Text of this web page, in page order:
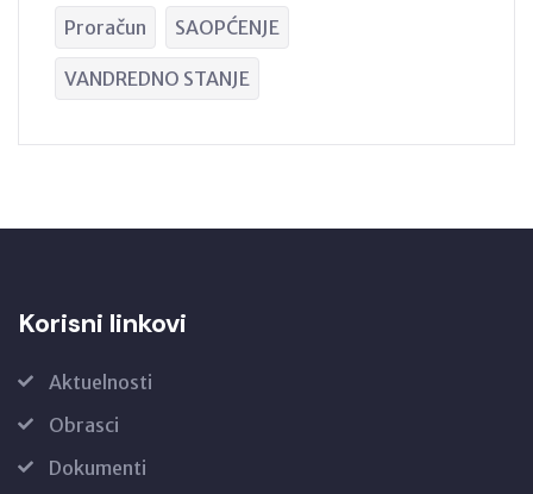
Proračun SAOPĆENJE
VANDREDNO STANJE
Korisni linkovi
Aktuelnosti
Obrasci
Dokumenti